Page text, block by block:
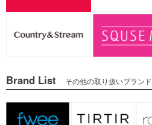
Brand List その他の取り扱いブランド